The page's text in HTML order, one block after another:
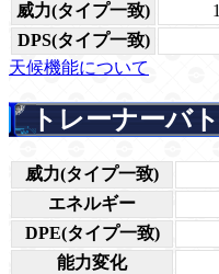
威力(タイプ一致)
DPS(タイプ一致)
天候機能について
トレーナーバ
威力(タイプ一致)
エネルギー
DPE(タイプ一致)
能力変化